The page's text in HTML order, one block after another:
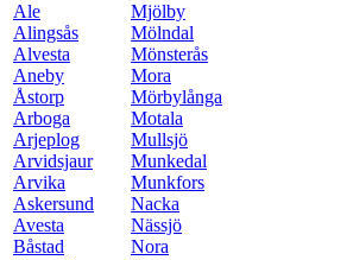
Ale
Alingsås
Alvesta
Aneby
Åstorp
Arboga
Arjeplog
Arvidsjaur
Arvika
Askersund
Avesta
Båstad
Mjölby
Mölndal
Mönsterås
Mora
Mörbylånga
Motala
Mullsjö
Munkedal
Munkfors
Nacka
Nässjö
Nora